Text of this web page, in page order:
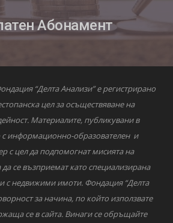
Абонамент
“Делта Анализи” е регистрирано
цел за осъществяване на
Материалите, публикувани в
с информационно-образователен и
с цел да подпомогнат мисията на
се възприемат като специализирана
с недвижими имоти. Фондация “Делта
за начина, по който използвате
се в сайта. Винаги се обръщайте